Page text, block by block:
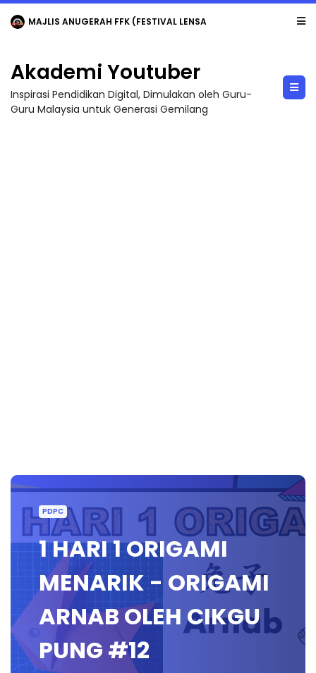
LIVE 🔴 [LIVE] MATEMATIK SR, WANG TAHUN 6 OLEH CIKGU ANITA #ALLINONE #141 #...
Akademi Youtuber
Inspirasi Pendidikan Digital, Dimulakan oleh Guru-
Guru Malaysia untuk Generasi Gemilang
PDPC
1 HARI 1 ORIGAMI
MENARIK - ORIGAMI
ARNAB OLEH CIKGU
PUNG #12